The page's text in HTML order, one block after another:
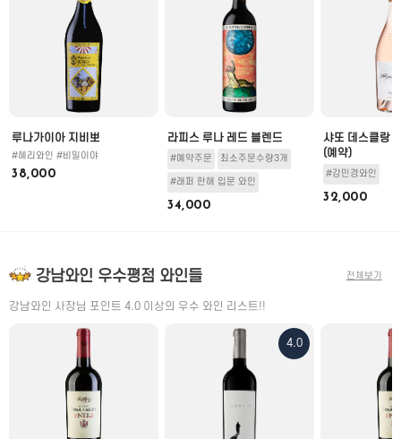
루나가이아 지비뽀
#혜리와인 #비밀이야
38,000
라피스 루나 레드 블렌드
#예약주문 최소주문수량3개
#래퍼 한해 입문 와인
34,000
샤또 데스클랑
(예약)
#강민경와인
32,000
전체보기
강남와인 우수평점 와인들
강남와인 사장님 포인트 4.0 이상의 우수 와인 리스트!!
4.0